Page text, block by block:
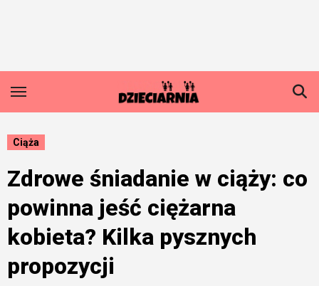
Ciąża
Zdrowe śniadanie w ciąży: co
powinna jeść ciężarna
kobieta? Kilka pysznych
propozycji